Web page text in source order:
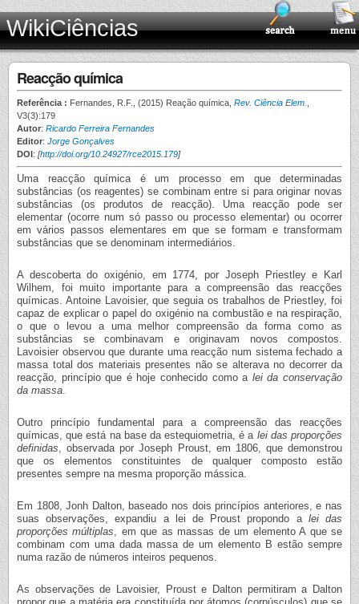
WikiCiências
Reacção química
Referência : Fernandes, R.F., (2015) Reação química, Rev. Ciência Elem.
V3(3):179
Autor: Ricardo Ferreira Fernandes
Editor: Jorge Gonçalves
DOI: [http://doi.org/10.24927/rce2015.179]
Uma reacção química é um processo em que determinadas
substâncias (os reagentes) se combinam entre si para originar novas
substâncias (os produtos de reacção). Uma reacção pode ser
elementar (ocorre num só passo ou processo elementar) ou ocorrer
em vários passos elementares em que se formam e transformam
substâncias que se denominam intermediários.
A descoberta do oxigénio, em 1774, por Joseph Priestley e Karl
Wilhem, foi muito importante para a compreensão das reacções
químicas. Antoine Lavoisier, que seguia os trabalhos de Priestley, foi
capaz de explicar o papel do oxigénio na combustão e na respiração,
o que o levou a uma melhor compreensão da forma como as
substâncias se combinavam e originavam novos compostos.
Lavoisier observou que durante uma reacção num sistema fechado a
massa total dos materiais presentes não se alterava no decorrer da
reacção, princípio que é hoje conhecido como a lei da conservação
da massa.
Outro princípio fundamental para a compreensão das reacções
químicas, que está na base da estequiometria, é a lei das proporções
definidas, observada por Joseph Proust, em 1806, que demonstrou
que os elementos constituintes de qualquer composto estão
presentes sempre na mesma proporção mássica.
Em 1808, Jonh Dalton, baseado nos dois princípios anteriores, e nas
suas observações, expandiu a lei de Proust propondo a lei das
proporções múltiplas, em que as massas de um elemento A que se
combinam com uma dada massa de um elemento B estão sempre
numa razão de números inteiros pequenos.
As observações de Lavoisier, Proust e Dalton permitiram a Dalton